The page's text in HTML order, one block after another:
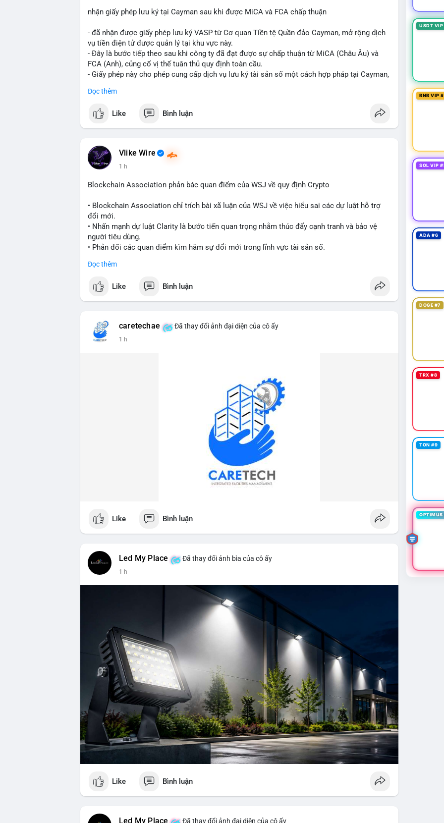
nhận giấy phép lưu ký tại Cayman sau khi được MiCA và FCA chấp thuận
- đã nhận được giấy phép lưu ký VASP từ Cơ quan Tiền tệ Quần đảo Cayman, mở rộng dịch
vụ tiền điện tử được quản lý tại khu vực này.
- Đây là bước tiếp theo sau khi công ty đã đạt được sự chấp thuận từ MiCA (Châu Âu) và
FCA (Anh), củng cố vị thế tuân thủ quy định toàn cầu.
- Giấy phép này cho phép cung cấp dịch vụ lưu ký tài sản số một cách hợp pháp tại Cayman,
- Động thái này phản ánh xu hướng các sàn giao dịch và nền tảng tiền điện tử tăng cường
#binancesquare #cryptonews #blockchain #regulation #custody
$btc $eth
#vlikevn #titanbot
📰 Nguồn: Cointelegraph
Đọc thêm
Like Bình luận
Vlike Wire
1 h
Blockchain Association phản bác quan điểm của WSJ về quy định Crypto
• Blockchain Association chỉ trích bài xã luận của WSJ về việc hiểu sai các dự luật hỗ trợ
đổi mới.
• Nhấn mạnh dự luật Clarity là bước tiến quan trọng nhằm thúc đẩy cạnh tranh và bảo vệ
người tiêu dùng.
• Phản đối các quan điểm kìm hãm sự đổi mới trong lĩnh vực tài sản số.
#blockchain
$btc $eth
📰 Nguồn: CoinDesk
Đọc thêm
Like Bình luận
caretechae Đã thay đổi ảnh đại diện của cô ấy
1 h
Like Bình luận
Led My Place Đã thay đổi ảnh bìa của cô ấy
1 h
Like Bình luận
Led My Place Đã thay đổi ảnh đại diện của cô ấy
USDT
BNB VIP
SOL VIP
ADA #6
DOGE #7
TRX #8
TON #9
OPTIMUS